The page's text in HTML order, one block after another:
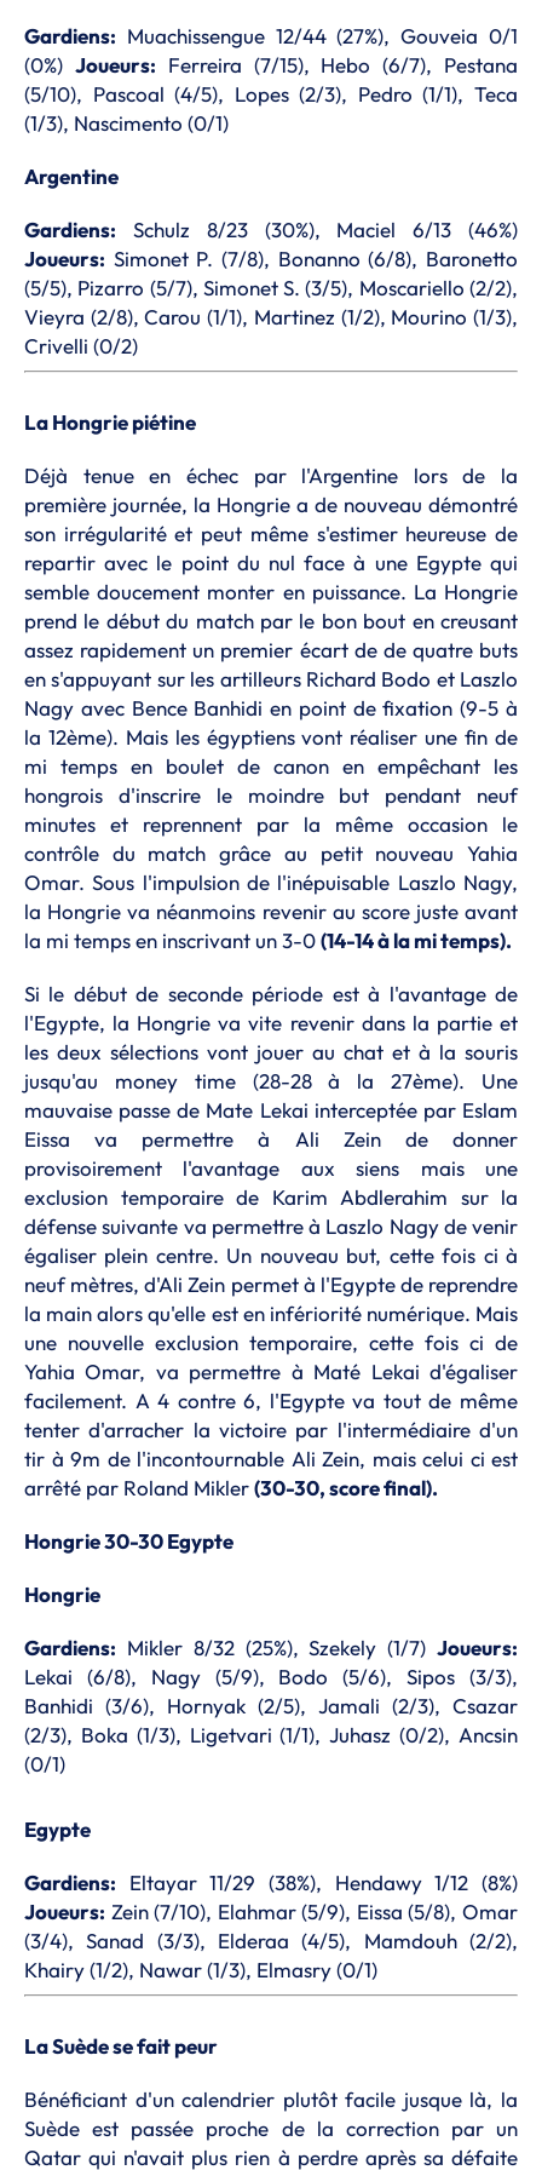
Gardiens: Muachissengue 12/44 (27%), Gouveia 0/1
(0%) Joueurs: Ferreira (7/15), Hebo (6/7), Pestana
(5/10), Pascoal (4/5), Lopes (2/3), Pedro (1/1), Teca
(1/3), Nascimento (0/1)
Argentine
Gardiens: Schulz 8/23 (30%), Maciel 6/13 (46%)
Joueurs: Simonet P. (7/8), Bonanno (6/8), Baronetto
(5/5), Pizarro (5/7), Simonet S. (3/5), Moscariello (2/2),
Vieyra (2/8), Carou (1/1), Martinez (1/2), Mourino (1/3),
Crivelli (0/2)
La Hongrie piétine
Déjà tenue en échec par l'Argentine lors de la
première journée, la Hongrie a de nouveau démontré
son irrégularité et peut même s'estimer heureuse de
repartir avec le point du nul face à une Egypte qui
semble doucement monter en puissance. La Hongrie
prend le début du match par le bon bout en creusant
assez rapidement un premier écart de de quatre buts
en s'appuyant sur les artilleurs Richard Bodo et Laszlo
Nagy avec Bence Banhidi en point de fixation (9-5 à
la 12ème). Mais les égyptiens vont réaliser une fin de
mi temps en boulet de canon en empêchant les
hongrois d'inscrire le moindre but pendant neuf
minutes et reprennent par la même occasion le
contrôle du match grâce au petit nouveau Yahia
Omar. Sous l'impulsion de l'inépuisable Laszlo Nagy,
la Hongrie va néanmoins revenir au score juste avant
la mi temps en inscrivant un 3-0(14-14 à la mi temps).
Si le début de seconde période est à l'avantage de
l'Egypte, la Hongrie va vite revenir dans la partie et
les deux sélections vont jouer au chat et à la souris
jusqu'au money time (28-28 à la 27ème). Une
mauvaise passe de Mate Lekai interceptée par Eslam
Eissa va permettre à Ali Zein de donner
provisoirement l'avantage aux siens mais une
exclusion temporaire de Karim Abdlerahim sur la
défense suivante va permettre à Laszlo Nagy de venir
égaliser plein centre. Un nouveau but, cette fois ci à
neuf mètres, d'Ali Zein permet à l'Egypte de reprendre
la main alors qu'elle est en infériorité numérique. Mais
une nouvelle exclusion temporaire, cette fois ci de
Yahia Omar, va permettre à Maté Lekai d'égaliser
facilement. A 4 contre 6, l'Egypte va tout de même
tenter d'arracher la victoire par l'intermédiaire d'un
tir à 9m de l'incontournable Ali Zein, mais celui ci est
arrêté par Roland Mikler(30-30, score final).
Hongrie 30-30 Egypte
Hongrie
Gardiens: Mikler 8/32 (25%), Szekely (1/7) Joueurs:
Lekai (6/8), Nagy (5/9), Bodo (5/6), Sipos (3/3),
Banhidi (3/6), Hornyak (2/5), Jamali (2/3), Csazar
(2/3), Boka (1/3), Ligetvari (1/1), Juhasz (0/2), Ancsin
(0/1)
Egypte
Gardiens: Eltayar 11/29 (38%), Hendawy 1/12 (8%)
Joueurs: Zein (7/10), Elahmar (5/9), Eissa (5/8), Omar
(3/4), Sanad (3/3), Elderaa (4/5), Mamdouh (2/2),
Khairy (1/2), Nawar (1/3), Elmasry (0/1)
La Suède se fait peur
Bénéficiant d'un calendrier plutôt facile jusque là, la
Suède est passée proche de la correction par un
Qatar qui n'avait plus rien à perdre après sa défaite